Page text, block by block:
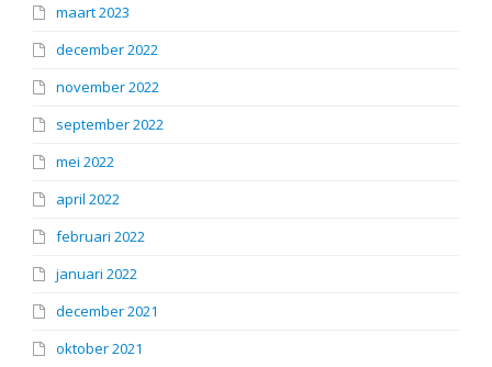
maart 2023
december 2022
november 2022
september 2022
mei 2022
april 2022
februari 2022
januari 2022
december 2021
oktober 2021